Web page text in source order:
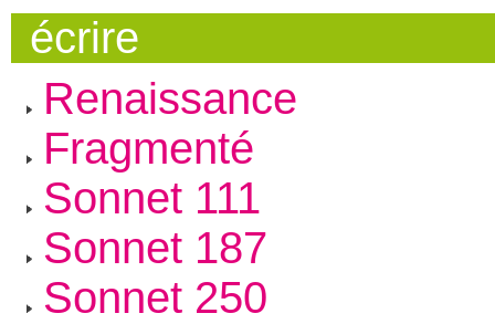
écrire
Renaissance
Fragmenté
Sonnet 111
Sonnet 187
Sonnet 250